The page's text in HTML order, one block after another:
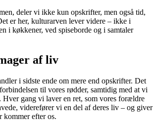
deler vi ikke kun opskrifter, men også tid,
er her, kulturarven lever videre – ikke i
i køkkener, ved spiseborde og i samtaler
af liv
i sidste ende om mere end opskrifter. Det
til vores rødder, samtidig med at vi
Hver gang vi laver en ret, som vores forældre
viderefører vi en del af deres liv – og giver
kommer efter os.